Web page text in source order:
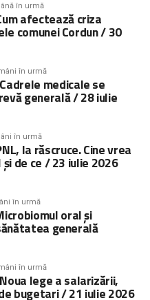
în urmă
afectează criza
comunei Cordun / 30
în urmă
medicale se
generală / 28 iulie
în urmă
la răscruce. Cine vrea
de ce / 23 iulie 2026
în urmă
oral și
generală
în urmă
lege a salarizării,
bugetari / 21 iulie 2026